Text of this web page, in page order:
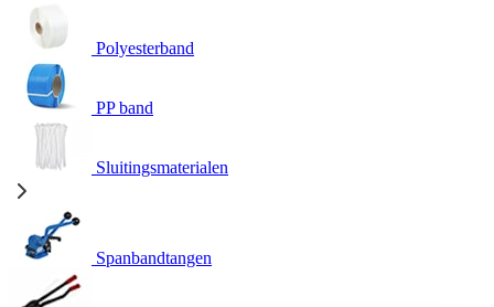
Polyesterband
PP band
Sluitingsmaterialen
Spanbandtangen